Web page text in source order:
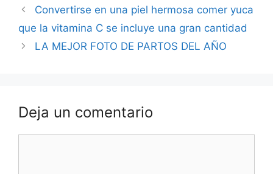
Convertirse en una piel hermosa comer yuca
que la vitamina C se incluye una gran cantidad
LA MEJOR FOTO DE PARTOS DEL AÑO
Deja un comentario